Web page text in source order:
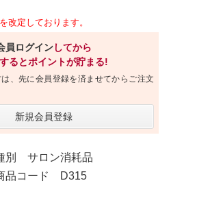
改定しております。
員ログインしてから
るとポイントが貯まる!
、先に会員登録を済ませてからご注文
新規会員登録
別 サロン消耗品
品コード D315